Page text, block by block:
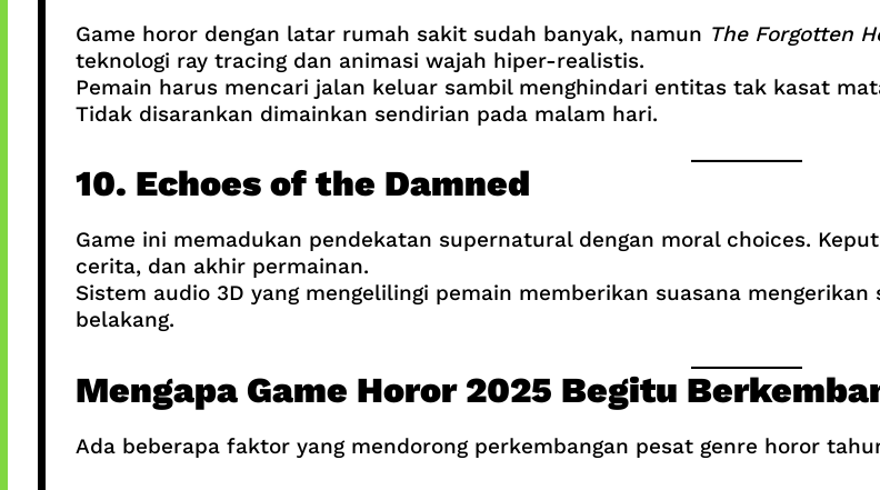
Game horor dengan latar rumah sakit sudah banyak, namun The Forgotten
teknologi ray tracing dan animasi wajah hiper-realistis.
Pemain harus mencari jalan keluar sambil menghindari entitas tak kasat
Tidak disarankan dimainkan sendirian pada malam hari.
10. Echoes of the Damned
Game ini memadukan pendekatan supernatural dengan moral choices.
cerita, dan akhir permainan.
Sistem audio 3D yang mengelilingi pemain memberikan suasana
belakang.
Mengapa Game Horor 2025 Begitu
Ada beberapa faktor yang mendorong perkembangan pesat genre horor